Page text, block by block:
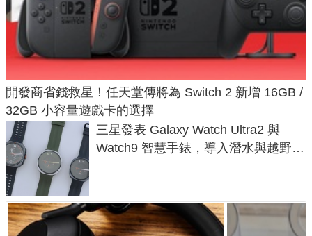
開發商省錢救星！任天堂傳將為 Switch 2 新增 16GB /
32GB 小容量遊戲卡的選擇
三星發表 Galaxy Watch Ultra2 與
Watch9 智慧手錶，導入潛水與越野跑